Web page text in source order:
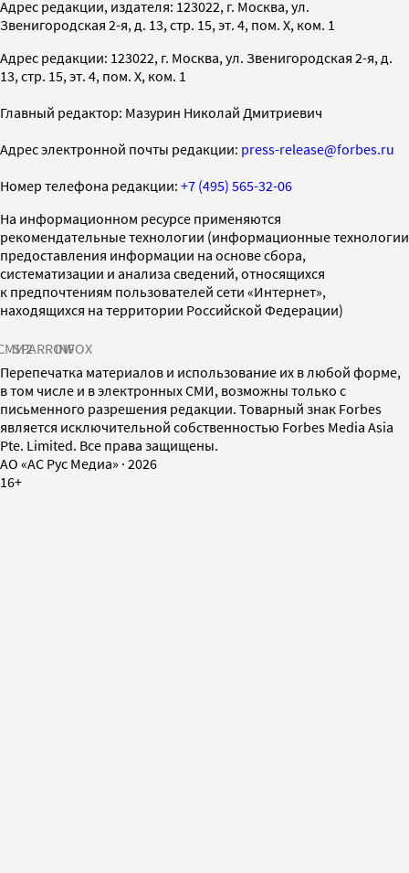
Адрес редакции, издателя: 123022, г. Москва, ул.
Звенигородская 2-я, д. 13, стр. 15, эт. 4, пом. X, ком. 1
Адрес редакции: 123022, г. Москва, ул. Звенигородская 2-я, д.
13, стр. 15, эт. 4, пом. X, ком. 1
Главный редактор: Мазурин Николай Дмитриевич
Адрес электронной почты редакции: press-release@forbes.ru
Номер телефона редакции: +7 (495) 565-32-06
На информационном ресурсе применяются
рекомендательные технологии (информационные технологии
предоставления информации на основе сбора,
систематизации и анализа сведений, относящихся
к предпочтениям пользователей сети «Интернет»,
находящихся на территории Российской Федерации)
SPARROWINFOX
Перепечатка материалов и использование их в любой форме,
в том числе и в электронных СМИ, возможны только с
письменного разрешения редакции. Товарный знак Forbes
является исключительной собственностью Forbes Media Asia
Pte. Limited. Все права защищены.
AO «АС Рус Медиа» · 2026
16+